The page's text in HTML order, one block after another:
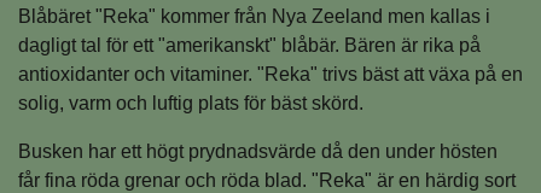
Blåbäret "Reka" kommer från Nya Zeeland men kallas i
dagligt tal för ett "amerikanskt" blåbär. Bären är rika på
antioxidanter och vitaminer. "Reka" trivs bäst att växa på en
solig, varm och luftig plats för bäst skörd.
Busken har ett högt prydnadsvärde då den under hösten
får fina röda grenar och röda blad. "Reka" är en härdig sort